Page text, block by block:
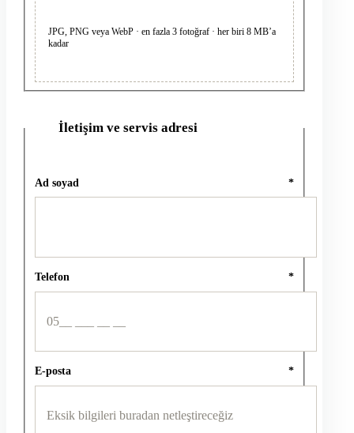
JPG, PNG veya WebP · en fazla 3 fotoğraf · her biri 8 MB’a
kadar
İletişim ve servis adresi
Ad soyad *
Telefon *
E-posta *